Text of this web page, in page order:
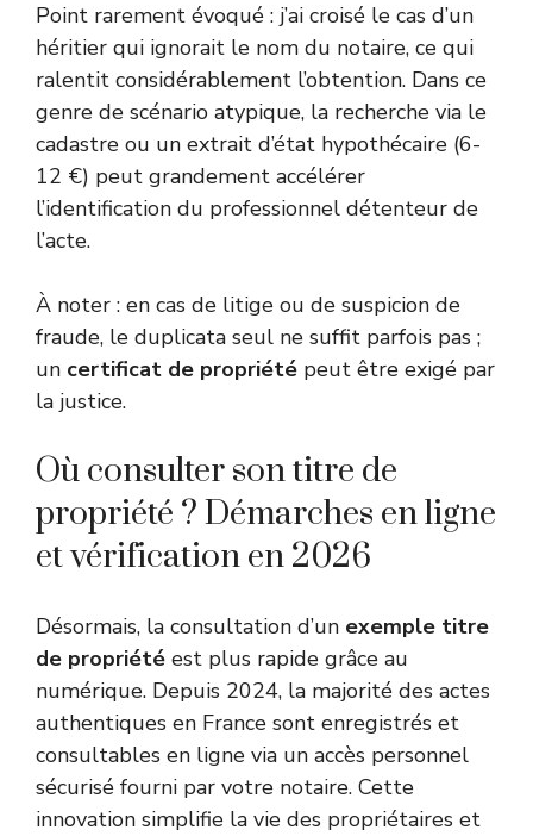
Point rarement évoqué : j’ai croisé le cas d’un
héritier qui ignorait le nom du notaire, ce qui
ralentit considérablement l’obtention. Dans ce
genre de scénario atypique, la recherche via le
cadastre ou un extrait d’état hypothécaire (6-
12 €) peut grandement accélérer
l’identification du professionnel détenteur de
l’acte.
À noter : en cas de litige ou de suspicion de
fraude, le duplicata seul ne suffit parfois pas ;
un certificat de propriété peut être exigé par
la justice.
Où consulter son titre de
propriété ? Démarches en ligne
et vérification en 2026
Désormais, la consultation d’un exemple titre
de propriété est plus rapide grâce au
numérique. Depuis 2024, la majorité des actes
authentiques en France sont enregistrés et
consultables en ligne via un accès personnel
sécurisé fourni par votre notaire. Cette
innovation simplifie la vie des propriétaires et